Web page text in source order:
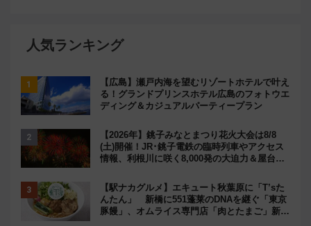
人気ランキング
【広島】瀬戸内海を望むリゾートホテルで叶え
る！グランドプリンスホテル広島のフォトウエ
ディング＆カジュアルパーティープラン
【2026年】銚子みなとまつり花火大会は8/8
(土)開催！JR･銚子電鉄の臨時列車やアクセス
情報、利根川に咲く8,000発の大迫力＆屋台を
【駅ナカグルメ】エキュート秋葉原に「T’sた
んたん」 新橋に551蓬莱のDNAを継ぐ「東京
豚饅」、オムライス専門店「肉とたまご」新グ